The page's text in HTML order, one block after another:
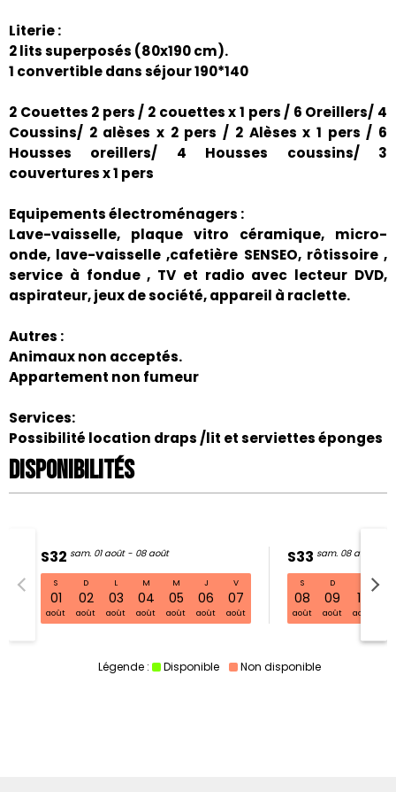
Literie :
2 lits superposés (80x190 cm).
1 convertible dans séjour 190*140
2 Couettes 2 pers / 2 couettes x 1 pers / 6 Oreillers/ 4
Coussins/ 2 alèses x 2 pers / 2 Alèses x 1 pers / 6
Housses oreillers/ 4 Housses coussins/ 3
couvertures x 1 pers
Equipements électroménagers :
Lave-vaisselle, plaque vitro céramique, micro-
onde, lave-vaisselle ,cafetière SENSEO, rôtissoire ,
service à fondue , TV et radio avec lecteur DVD,
aspirateur, jeux de société, appareil à raclette.
Autres :
Animaux non acceptés.
Appartement non fumeur
Services:
Possibilité location draps /lit et serviettes éponges
Disponibilités
S32 sam. 01 août - 08 août
S
01
août
D
02
août
L
03
août
M
04
août
M
05
août
J
06
août
V
07
août
S33 sam. 08 août - 15
S
08
août
D
09
août
10
août
S32 sam. 01 août - 08 août
Légende : Disponible Non disponible